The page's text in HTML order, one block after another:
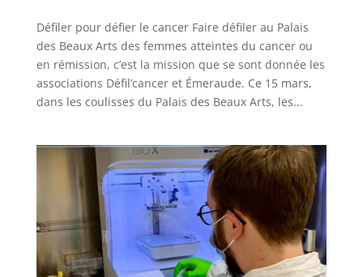
Défiler pour défier le cancer Faire défiler au Palais
des Beaux Arts des femmes atteintes du cancer ou
en rémission, c’est la mission que se sont donnée les
associations Défil’cancer et Émeraude. Ce 15 mars,
dans les coulisses du Palais des Beaux Arts, les...